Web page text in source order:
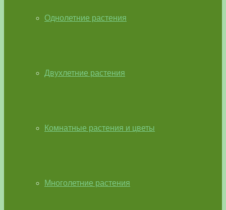
Однолетние растения
Двухлетние растения
Комнатные растения и цветы
Многолетние растения